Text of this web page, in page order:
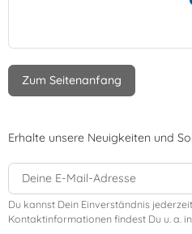
Zum Seitenanfang
Erhalte unsere Neuigkeiten und
Du kannst Dein Einverständnis
Kontaktinformationen findest Du u. a.